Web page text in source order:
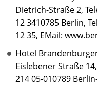
Dietrich-Straße 2,
12 3410785 Berlin,
12 35, EMail:
Hotel
Eislebener Straße
214 05-010789